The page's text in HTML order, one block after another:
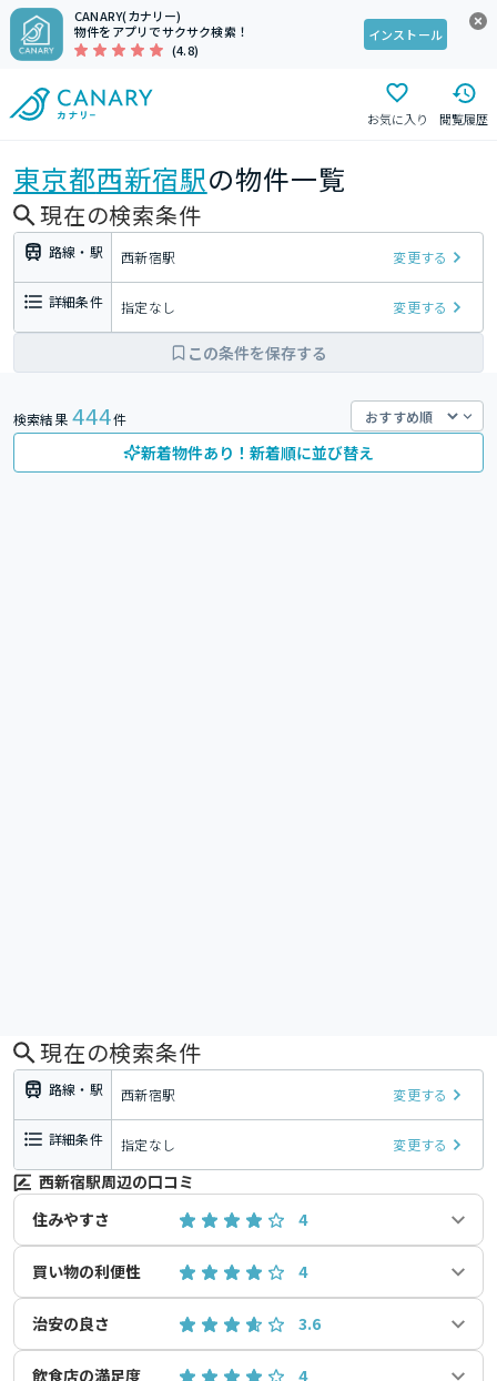
CANARY(カナリー)
物件をアプリでサクサク検索！
(4.8)
インストール
お気に入り 閲覧履歴
東京都西新宿駅の物件一覧
現在の検索条件
路線・駅 西新宿駅 変更する
詳細条件 指定なし 変更する
この条件を保存する
検索結果 444件
新着物件あり！新着順に並び替え
現在の検索条件
路線・駅 西新宿駅 変更する
詳細条件 指定なし 変更する
西新宿駅周辺の口コミ
住みやすさ
4
買い物の利便性 4
治安の良さ 3.6
飲食店の満足度 4